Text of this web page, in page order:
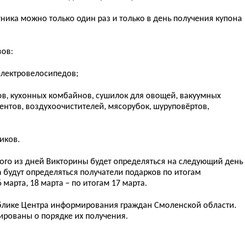
можно только один раз и только в день получения купона
кухонных комбайнов, сушилок для овощей, вакуумных
воздухоочистителей, мясорубок, шуруповёртов,
из дней Викторины будет определяться на следующий день
определяться получатели подарков по итогам
18 марта – по итогам 17 марта.
Центра информирования граждан Смоленской области.
о порядке их получения.